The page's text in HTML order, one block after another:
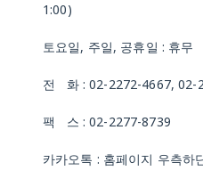
1:00)
토요일, 주일, 공휴일 : 휴무
전 화 : 02-2272-4667, 02-
팩 스 : 02-2277-8739
카카오톡 : 홈페이지 우측하